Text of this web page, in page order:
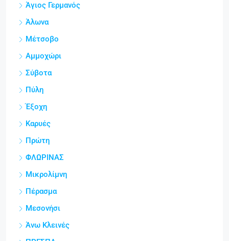
Άγιος Γερμανός
Άλωνα
Μέτσοβο
Αμμοχώρι
Σύβοτα
Πύλη
Έξοχη
Καρυές
Πρώτη
ΦΛΩΡΙΝΑΣ
Μικρολίμνη
Πέρασμα
Μεσονήσι
Άνω Κλεινές